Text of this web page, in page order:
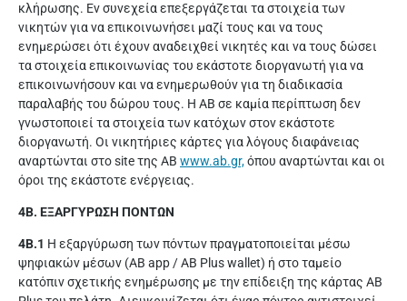
κλήρωσης. Εν συνεχεία επεξεργάζεται τα στοιχεία των
νικητών για να επικοινωνήσει μαζί τους και να τους
ενημερώσει ότι έχουν αναδειχθεί νικητές και να τους δώσει
τα στοιχεία επικοινωνίας του εκάστοτε διοργανωτή για να
επικοινωνήσουν και να ενημερωθούν για τη διαδικασία
παραλαβής του δώρου τους. Η ΑΒ σε καμία περίπτωση δεν
γνωστοποιεί τα στοιχεία των κατόχων στον εκάστοτε
διοργανωτή. Οι νικητήριες κάρτες για λόγους διαφάνειας
αναρτώνται στο site της ΑΒ www.ab.gr,όπου αναρτώνται και οι
όροι της εκάστοτε ενέργειας.
4Β. ΕΞΑΡΓΥΡΩΣΗ ΠΟΝΤΩΝ
4Β.1 Η εξαργύρωση των πόντων πραγματοποιείται μέσω
ψηφιακών μέσων (AB app / AB Plus wallet) ή στο ταμείο
κατόπιν σχετικής ενημέρωσης με την επίδειξη της κάρτας AB